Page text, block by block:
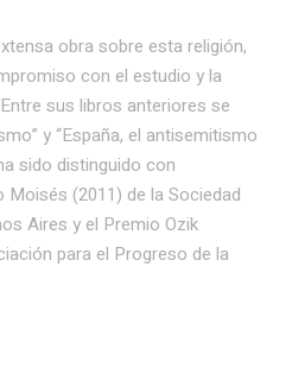
obra sobre esta religión,
con el estudio y la
sus libros anteriores se
y “España, el antisemitismo
sido distinguido con
(2011) de la Sociedad
Aires y el Premio Ozik
para el Progreso de la